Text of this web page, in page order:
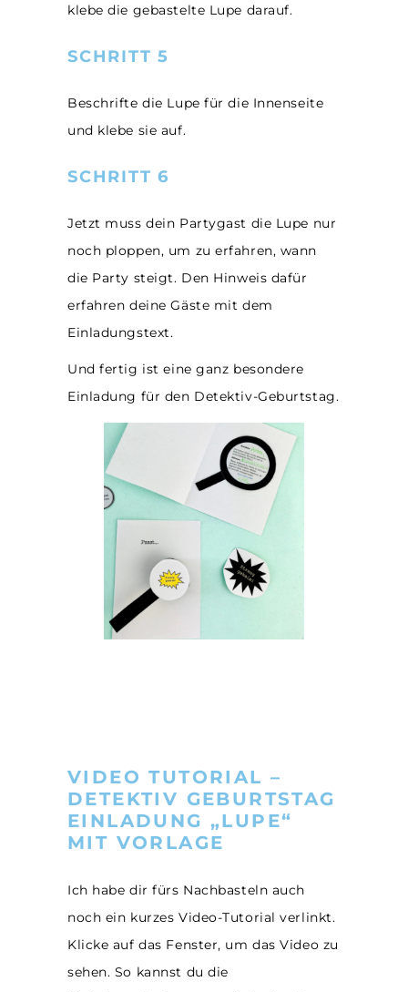
klebe die gebastelte Lupe darauf.
SCHRITT 5
Beschrifte die Lupe für die Innenseite
und klebe sie auf.
SCHRITT 6
Jetzt muss dein Partygast die Lupe nur
noch ploppen, um zu erfahren, wann
die Party steigt. Den Hinweis dafür
erfahren deine Gäste mit dem
Einladungstext.
Und fertig ist eine ganz besondere
Einladung für den Detektiv-Geburtstag.
VIDEO TUTORIAL –
DETEKTIV GEBURTSTAG
EINLADUNG „LUPE“
MIT VORLAGE
Ich habe dir fürs Nachbasteln auch
noch ein kurzes Video-Tutorial verlinkt.
Klicke auf das Fenster, um das Video zu
sehen. So kannst du die